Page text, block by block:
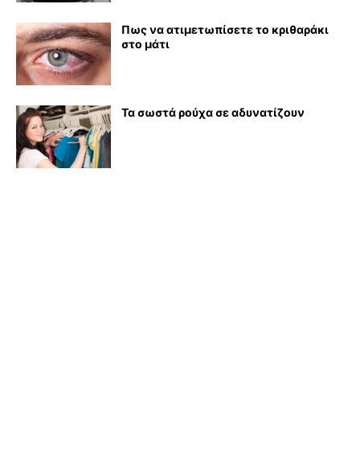
Πως να ατιμετωπίσετε το κριθαράκι
στο μάτι
Τα σωστά ρούχα σε αδυνατίζουν